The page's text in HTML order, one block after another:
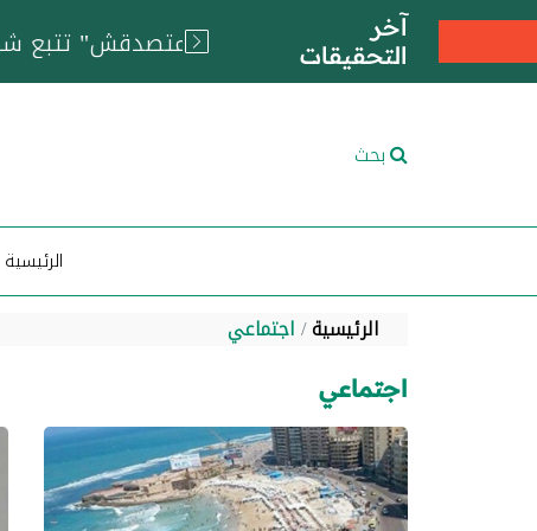
آخر
التحقيقات
بحث
الرئيسية
الرئيسية اجتماعي
اجتماعي